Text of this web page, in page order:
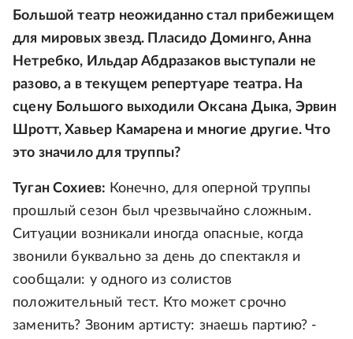
Большой театр неожиданно стал прибежищем
для мировых звезд. Пласидо Доминго, Анна
Нетребко, Ильдар Абдразаков выступали не
разово, а в текущем репертуаре театра. На
сцену Большого выходили Оксана Дыка, Эрвин
Шротт, Хавьер Камарена и многие другие. Что
это значило для труппы?
Туган Сохиев: Конечно, для оперной труппы
прошлый сезон был чрезвычайно сложным.
Ситуации возникали иногда опасные, когда
звонили буквально за день до спектакля и
сообщали: у одного из солистов
положительный тест. Кто может срочно
заменить? Звоним артисту: знаешь партию? -